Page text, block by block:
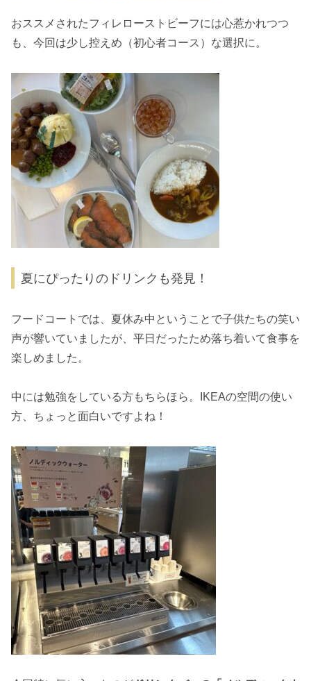
おススメされたフィレローストビーフには心惹かれつつ
も、今回は少し控えめ（初心者コース）な選択に。
夏にぴったりのドリンクも発見！
フードコートでは、夏休み中ということで子供たちの笑い
声が響いていましたが、平日だったため落ち着いて食事を
楽しめました。
中には勉強をしている方もちらほら。IKEAの空間の使い
方、ちょっと面白いですよね！